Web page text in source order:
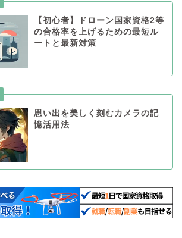
【初心者】ドローン国家資格2等
の合格率を上げるための最短ル
ートと最新対策
思い出を美しく刻むカメラの記
憶活用法